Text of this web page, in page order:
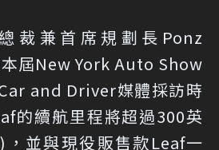
裁兼首席規劃長Ponz
屆New York Auto Show
and Driver媒體採訪時
的續航里程將超過300英
並與現役販售款Leaf一